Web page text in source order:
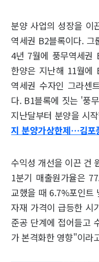
분양 사업의 성장을 이
역세권 B2블록이다. 그
4년 7월에 풍무역세권
한양은 지난해 11월에
역세권 수자인 그라센
다. B1블록에 짓는 '풍
지난달부터 분양을 시
지 분양가상한제…김
수익성 개선을 이끈 건
1분기 매출원가율은
교했을 때 6.7%포인트
자재 가격이 급등한 시
준공 단계에 접어들고
가 본격화한 영향"이라